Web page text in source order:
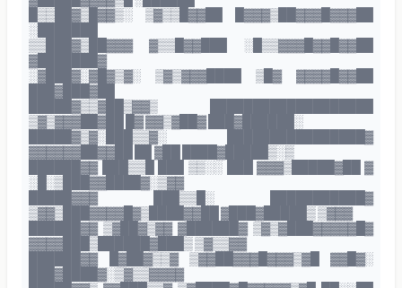
█▒▒██▓▒█▓▓▒░ ▒▓▒▒█▓▓██ █▓▓▓▒██▓▓▓█▓▓▓██
░███████
▒▒███▓▒██▓▓▓ ▓▒▒█▓▓███ ░█▒▒▓▓▓█▓▓█▓▓██
▓███████▓
░▓███▓░▓█▓▒▓░ ▒▓▒▓▓▓████ ▒█▓ ▓▓▓▓█▓▓██
███▓███▓██
█████▓▒▒▓██▒▓▓▒ ███████████████████
▒▓▒▓▓▓██▓██ █▓ ▓▓▒▓██▓ ███▓██████░
█████▓▒▓░███▒▒▓░ ████████████████▓
▓▓▓▓▓▓██▓▓██ ██ ▓██ ████▓█████▒░▒
██████▓▓ ███▒▒█ ███ ▒▒░░ ███ ▓▓▓▒█████▓██ ▓
░█░▒███▓▓████▓░▒▓▓
█████▓▓▓ ███▒▒█░ ███████████▓
▒▓▓▒███▓▓▓▓█▓▒████▓▓██ ▓███▓█████▒ ▒▓▓▓
██████▓▓ ▒▓██▓▒▓▓ ▓██████▓ ▒▓▒▓███▓▓▓▓▓█▓
▓▓▓▓███▒██████▓███▒ ▒▓▒▒▓▓
██████▓▓ █▓██▓▒▒▓ ▒▓▓██▓▓▓█▓▓▓▒▓█ ▓▓█▓░
███▓████▓░▒▓▒▒▓▓▓▓